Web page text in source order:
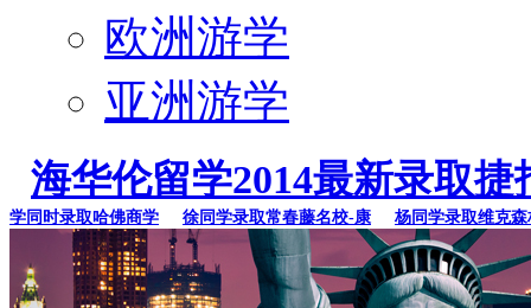
欧洲游学
亚洲游学
海华伦留学2014最新录取捷
时录取哈佛商学 徐同学录取常春藤名校-康 杨同学录取维克森林